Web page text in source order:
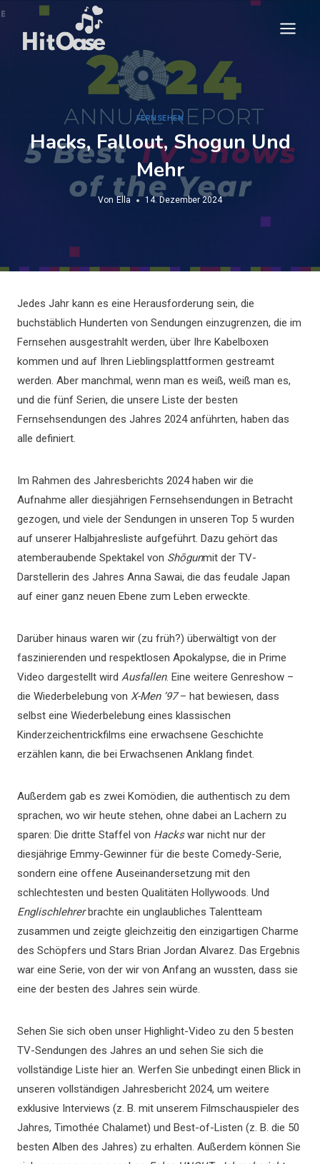
Zum
springen
FERNSEHEN
Hacks, Fallout, Shogun Und
Mehr
Von Ella 14. Dezember 2024
Jedes Jahr kann es eine Herausforderung sein, die
buchstäblich Hunderten von Sendungen einzugrenzen, die im
Fernsehen ausgestrahlt werden, über Ihre Kabelboxen
kommen und auf Ihren Lieblingsplattformen gestreamt
werden. Aber manchmal, wenn man es weiß, weiß man es,
und die fünf Serien, die unsere Liste der besten
Fernsehsendungen des Jahres 2024 anführten, haben das
alle definiert.
Im Rahmen des Jahresberichts 2024 haben wir die
Aufnahme aller diesjährigen Fernsehsendungen in Betracht
gezogen, und viele der Sendungen in unseren Top 5 wurden
auf unserer Halbjahresliste aufgeführt. Dazu gehört das
atemberaubende Spektakel von Shōgunmit der TV-
Darstellerin des Jahres Anna Sawai, die das feudale Japan
auf einer ganz neuen Ebene zum Leben erweckte.
Darüber hinaus waren wir (zu früh?) überwältigt von der
faszinierenden und respektlosen Apokalypse, die in Prime
Video dargestellt wird Ausfallen. Eine weitere Genreshow –
die Wiederbelebung von X-Men ’97– hat bewiesen, dass
selbst eine Wiederbelebung eines klassischen
Kinderzeichentrickfilms eine erwachsene Geschichte
erzählen kann, die bei Erwachsenen Anklang findet.
Außerdem gab es zwei Komödien, die authentisch zu dem
sprachen, wo wir heute stehen, ohne dabei an Lachern zu
sparen: Die dritte Staffel von Hackswar nicht nur der
diesjährige Emmy-Gewinner für die beste Comedy-Serie,
sondern eine offene Auseinandersetzung mit den
schlechtesten und besten Qualitäten Hollywoods. Und
Englischlehrerbrachte ein unglaubliches Talentteam
zusammen und zeigte gleichzeitig den einzigartigen Charme
des Schöpfers und Stars Brian Jordan Alvarez. Das Ergebnis
war eine Serie, von der wir von Anfang an wussten, dass sie
eine der besten des Jahres sein würde.
Sehen Sie sich oben unser Highlight-Video zu den 5 besten
TV-Sendungen des Jahres an und sehen Sie sich die
vollständige Liste hier an. Werfen Sie unbedingt einen Blick in
unseren vollständigen Jahresbericht 2024, um weitere
exklusive Interviews (z. B. mit unserem Filmschauspieler des
Jahres, Timothée Chalamet) und Best-of-Listen (z. B. die 50
besten Alben des Jahres) zu erhalten. Außerdem können Sie